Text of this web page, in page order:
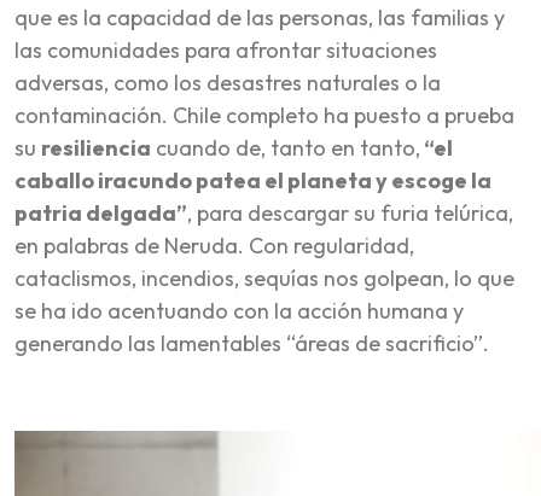
que es la capacidad de las personas, las familias y
las comunidades para afrontar situaciones
adversas, como los desastres naturales o la
contaminación. Chile completo ha puesto a prueba
su resiliencia cuando de, tanto en tanto, “el
caballo iracundo patea el planeta y escoge la
patria delgada”, para descargar su furia telúrica,
en palabras de Neruda. Con regularidad,
cataclismos, incendios, sequías nos golpean, lo que
se ha ido acentuando con la acción humana y
generando las lamentables “áreas de sacrificio”.